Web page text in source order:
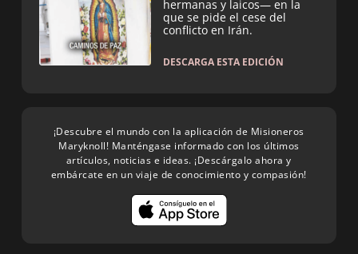
hermanas y laicos— en la
que se pide el cese del
conflicto en Irán.
DESCARGA ESTA EDICIÓN
¡Descubre el mundo con la aplicación de Misioneros
Maryknoll! Manténgase informado con los últimos
artículos, noticias e ideas. ¡Descárgalo ahora y
embárcate en un viaje de conocimiento y compasión!